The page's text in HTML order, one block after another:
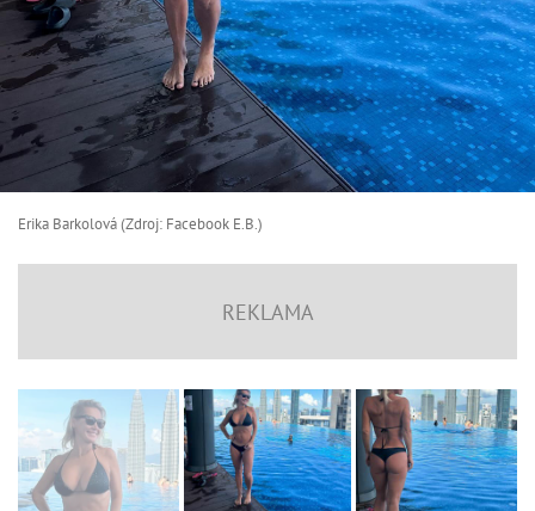
Erika Barkolová (Zdroj: Facebook E.B.)